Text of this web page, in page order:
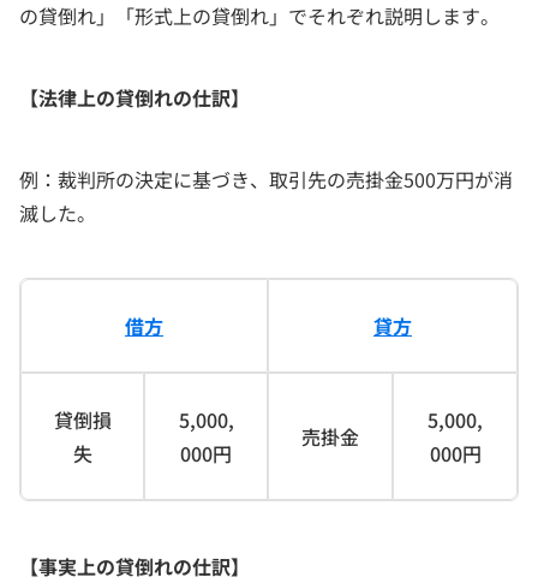
の貸倒れ」「形式上の貸倒れ」でそれぞれ説明します。
【法律上の貸倒れの仕訳】
例：裁判所の決定に基づき、取引先の売掛金500万円が消
滅した。
借方 貸方
貸倒損
失
5,000,
000円
売掛金
5,000,
000円
【事実上の貸倒れの仕訳】